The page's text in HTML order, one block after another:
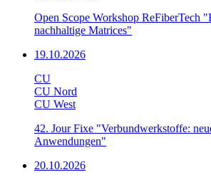
Open Scope Workshop ReFiberTech
nachhaltige Matrices"
19.10.2026
CU
CU Nord
CU West
42. Jour Fixe "Verbundwerkstoffe:
Anwendungen"
20.10.2026